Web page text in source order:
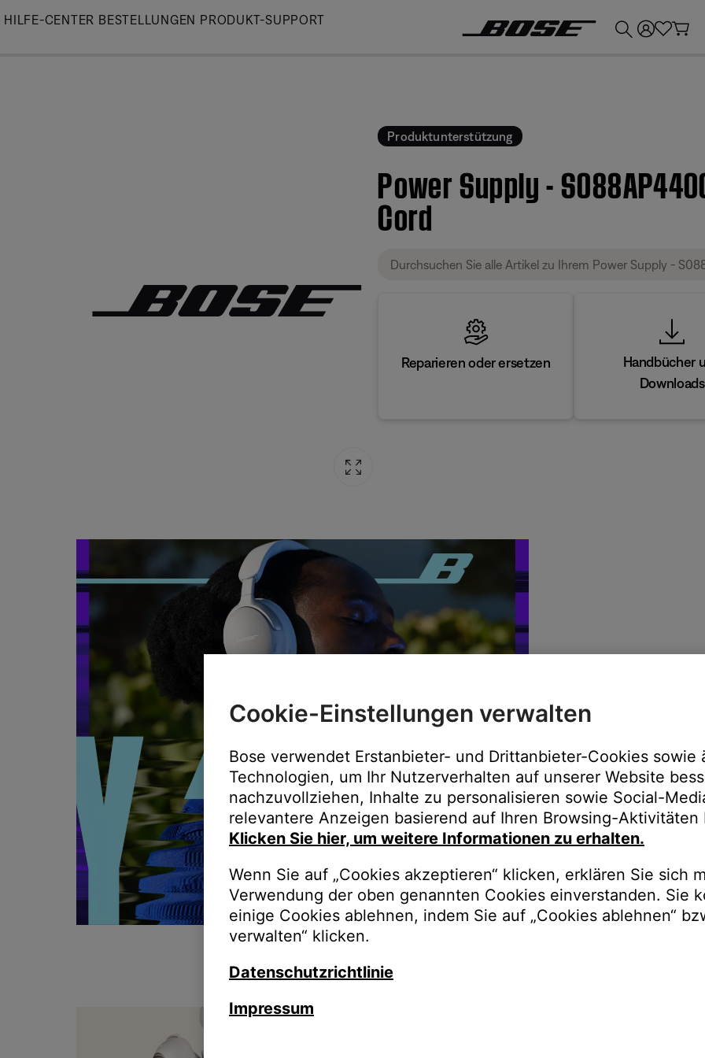
Skip
HILFE-CENTER BESTELLUNGEN PRODUKT-SUPPORT
Produktunterstützung
Power Supply -
Cord
Reparieren oder ersetzen
Handbücher
Downloads
Immer der
Upgrades,
Bestellungen
Cookie-Einstellungen verwalten
Bose verwendet Erstanbieter- und Drittanbieter-Cookies sowie
Technologien, um Ihr Nutzerverhalten auf unserer Website
nachzuvollziehen, Inhalte zu personalisieren sowie Social-
relevantere Anzeigen basierend auf Ihren Browsing-Aktivitäten
Klicken Sie hier, um weitere Informationen zu erhalten.
Wenn Sie auf „Cookies akzeptieren“ klicken, erklären Sie sich
Verwendung der oben genannten Cookies einverstanden. Sie
einige Cookies ablehnen, indem Sie auf „Cookies ablehnen“
verwalten“ klicken.
Datenschutzrichtlinie
Impressum